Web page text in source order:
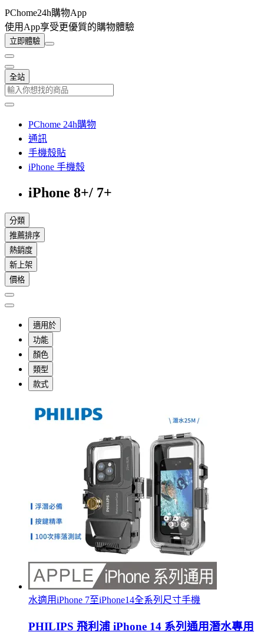
PChome24h購物App
使用App享受更優質的購物體驗
立即體驗
全站
PChome 24h購物
通訊
手機殼貼
iPhone 手機殼
iPhone 8+/ 7+
分類
推薦排序
熱銷度
新上架
價格
適用於
功能
顏色
類型
款式
水適用iPhone 7至iPhone14全系列尺寸手機
PHILIPS 飛利浦 iPhone 14 系列通用潛水專用